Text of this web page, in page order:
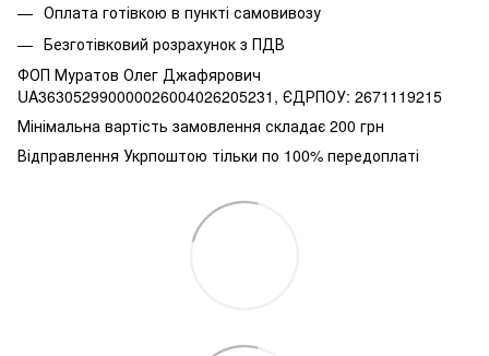
Оплата готівкою в пункті самовивозу
Безготівковий розрахунок з ПДВ
ФОП Муратов Олег Джафярович
UA363052990000026004026205231, ЄДРПОУ: 2671119215
Мінімальна вартість замовлення складає 200 грн
Відправлення Укрпоштою тільки по 100% передоплаті